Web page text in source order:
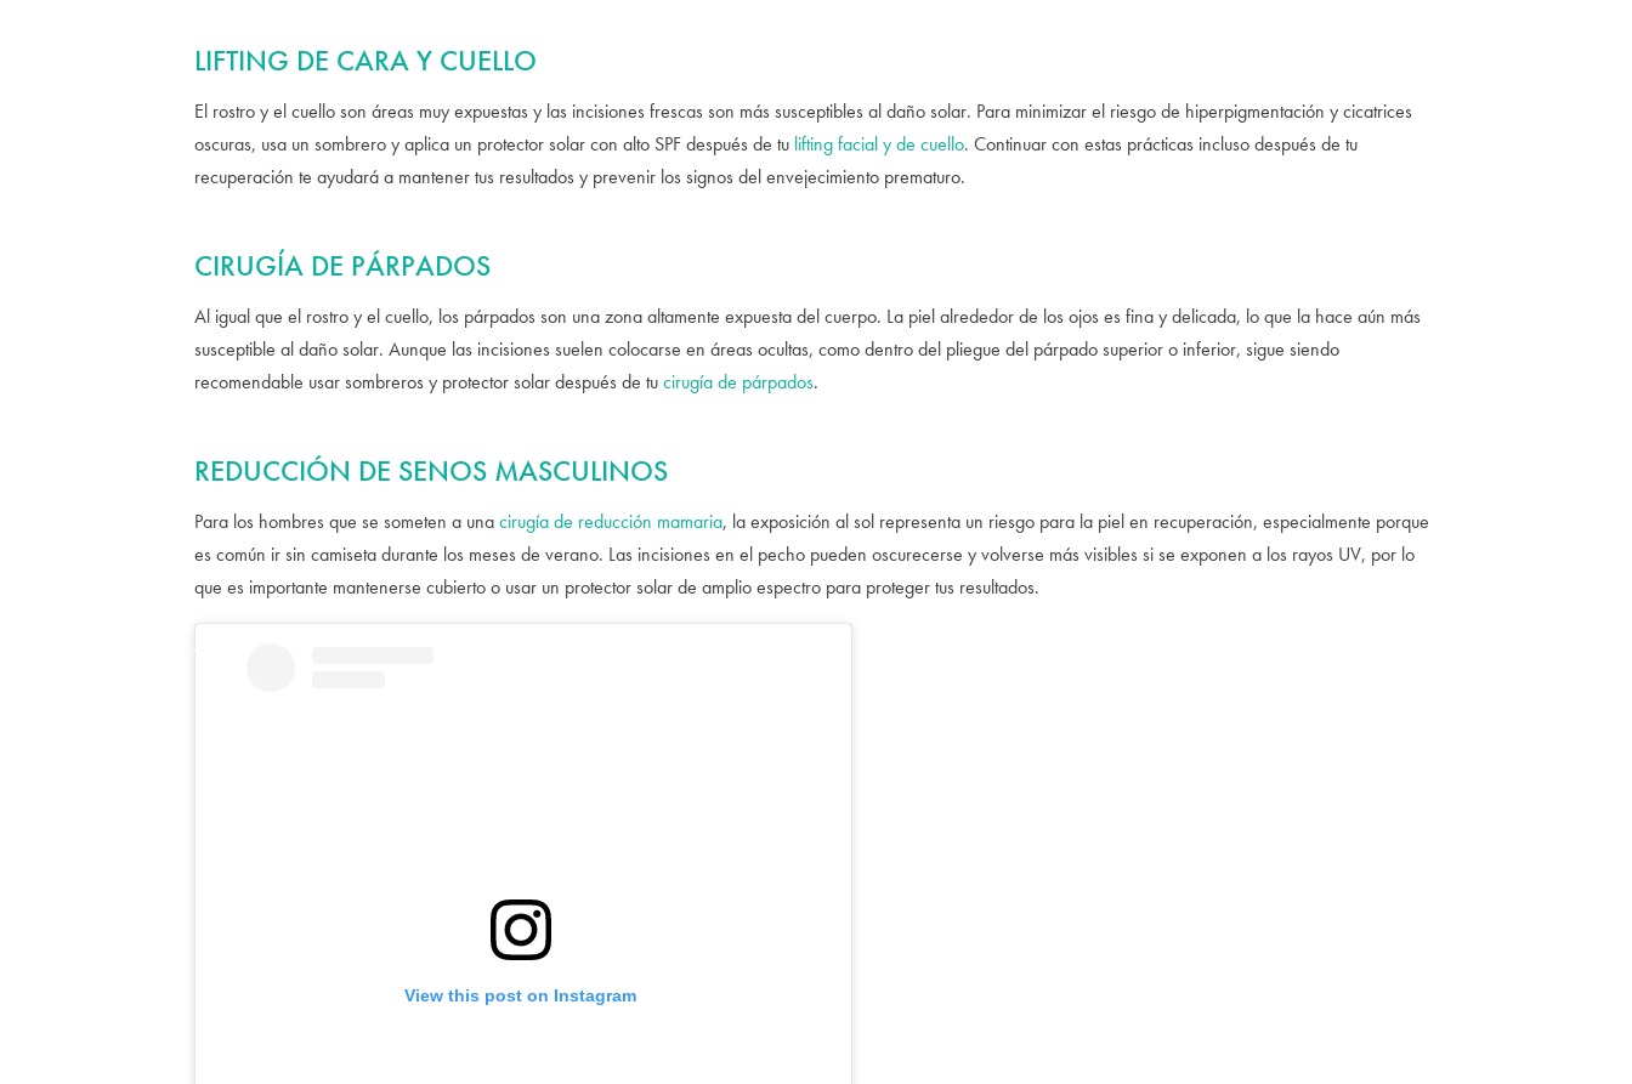
LIFTING DE CARA Y CUELLO
El rostro y el cuello son áreas muy expuestas y las incisiones frescas son más susceptibles al daño solar. Para minimizar el riesgo de hiperpigmentación y cicatrices
oscuras, usa un sombrero y aplica un protector solar con alto SPF después de tu lifting facial y de cuello. Continuar con estas prácticas incluso después de tu
recuperación te ayudará a mantener tus resultados y prevenir los signos del envejecimiento prematuro.
CIRUGÍA DE PÁRPADOS
Al igual que el rostro y el cuello, los párpados son una zona altamente expuesta del cuerpo. La piel alrededor de los ojos es fina y delicada, lo que la hace aún más
susceptible al daño solar. Aunque las incisiones suelen colocarse en áreas ocultas, como dentro del pliegue del párpado superior o inferior, sigue siendo
recomendable usar sombreros y protector solar después de tucirugía de párpados.
REDUCCIÓN DE SENOS MASCULINOS
Para los hombres que se someten a unacirugía de reducción mamaria, la exposición al sol representa un riesgo para la piel en recuperación, especialmente porque
es común ir sin camiseta durante los meses de verano. Las incisiones en el pecho pueden oscurecerse y volverse más visibles si se exponen a los rayos UV, por lo
que es importante mantenerse cubierto o usar un protector solar de amplio espectro para proteger tus resultados.
View this post on Instagram